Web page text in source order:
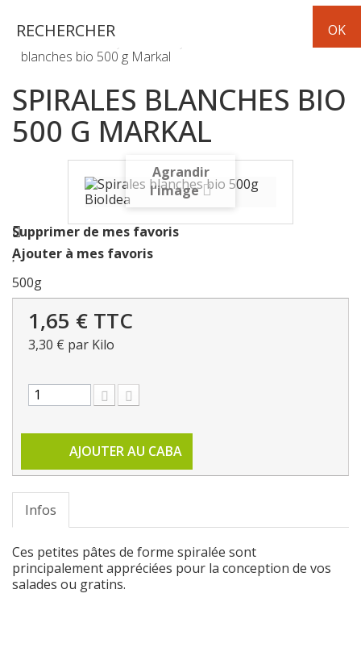
blanches bio 500 g Markal
SPIRALES BLANCHES BIO
500 G MARKAL
Agrandir
l'image
Supprimer de mes favoris
Ajouter à mes favoris
500g
1,65 € TTC
3,30 € par Kilo
AJOUTER AU CABA
Infos
Ces petites pâtes de forme spiralée sont
principalement appréciées pour la conception de vos
salades ou gratins.